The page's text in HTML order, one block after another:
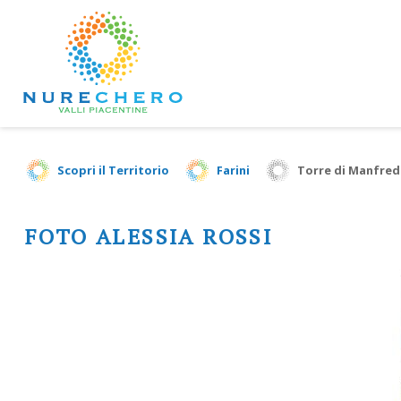
Scopri il Territorio Farini Torre di
FOTO ALESSIA ROSSI